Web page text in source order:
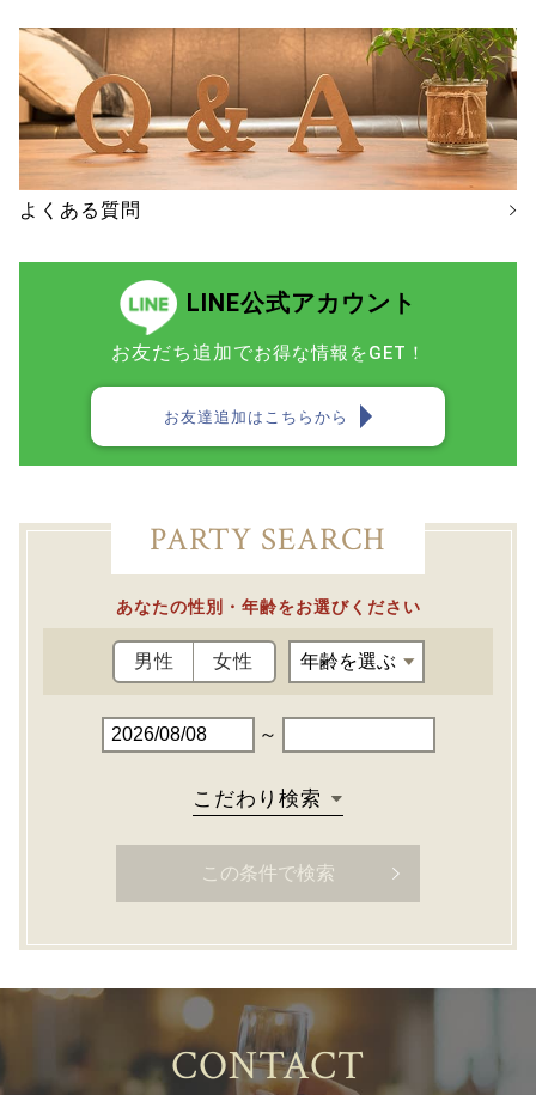
よくある質問
LINE公式アカウント
お友だち追加でお得な情報をGET！
お友達追加はこちらから
PARTY SEARCH
あなたの性別・年齢をお選びください
男性 女性
～
こだわり検索
CONTACT